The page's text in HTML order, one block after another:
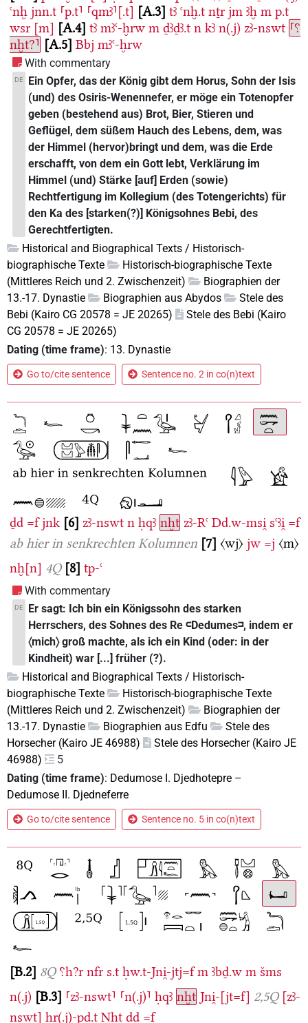
ꜥnḫ jnn.t ⸢p.t⸣ ⸢qmꜣ⸣[.t] A.3 tꜣ ꜥnḫ.t nṯr jm ꜣḫ m p.t
wsr [m] A.4 tꜣ mꜣꜥ-ḫrw m ḏꜣḏꜣ.t n kꜣ n(.j) zꜣ-nswt ⸢⸮
nḫt?⸣
A.5 Bbj mꜣꜥ-ḫrw
With commentary
DE
Ein Opfer, das der König gibt dem Horus, Sohn der Isis
(und) des Osiris-Wenennefer, er möge ein Totenopfer
geben (bestehend aus) Brot, Bier, Stieren und
Geflügel, dem süßem Hauch des Lebens, dem, was
der Himmel (hervor)bringt und dem, was die Erde
erschafft, von dem ein Gott lebt, Verklärung im
Himmel (und) Stärke [auf] Erden (sowie)
Rechtfertigung im Kollegium (des Totengerichts) für
den Ka des [starken(?)] Königsohnes Bebi, des
Gerechtfertigten.
Historical and Biographical Texts / Historisch-
biographische Texte
Historisch-biographische Texte
(Mittleres Reich und 2. Zwischenzeit)
Biographien der
13.-17. Dynastie
Biographien aus Abydos
Stele des
Bebi (Kairo CG 20578 = JE 20265)
Stele des Bebi (Kairo
CG 20578 = JE 20265)
Dating (time frame): 13. Dynastie
Go to/cite sentence Sentence no. 2 in co(n)text
ḏd =f jnk 6 zꜣ-nswt n ḥqꜣ nḫt zꜣ-Rꜥ Dd.w-msi̯ sꜥꜣi̯ =f
ab hier in senkrechten Kolumnen 7 〈wj〉 jw =j 〈m〉
nḫ[n] 4Q 8 tp-ꜥ
With commentary
DE
Er sagt: Ich bin ein Königssohn des starken
Herrschers, des Sohnes des Re 𓍹Dedumes𓍺, indem er
〈mich〉 groß machte, als ich ein Kind (oder: in der
Kindheit) war [...] früher (?).
Historical and Biographical Texts / Historisch-
biographische Texte
Historisch-biographische Texte
(Mittleres Reich und 2. Zwischenzeit)
Biographien der
13.-17. Dynastie
Biographien aus Edfu
Stele des
Horsecher (Kairo JE 46988)
Stele des Horsecher (Kairo JE
46988)
5
Dating (time frame): Dedumose I. Djedhotepre –
Dedumose II. Djedneferre
Go to/cite sentence Sentence no. 5 in co(n)text
B.2 8Q ⸮h?r nfr s.t ḥw.t-Jni̯-jtj=f m ꜣbḏ.w m šms
n(.j) B.3 ⸢zꜣ-nswt⸣ ⸢n(.j)⸣ ḥqꜣ nḫt Jni̯-[jt=f] 2,5Q [zꜣ-
nswt] ḥr(.j)-pḏ.t Nḫt ḏd =f